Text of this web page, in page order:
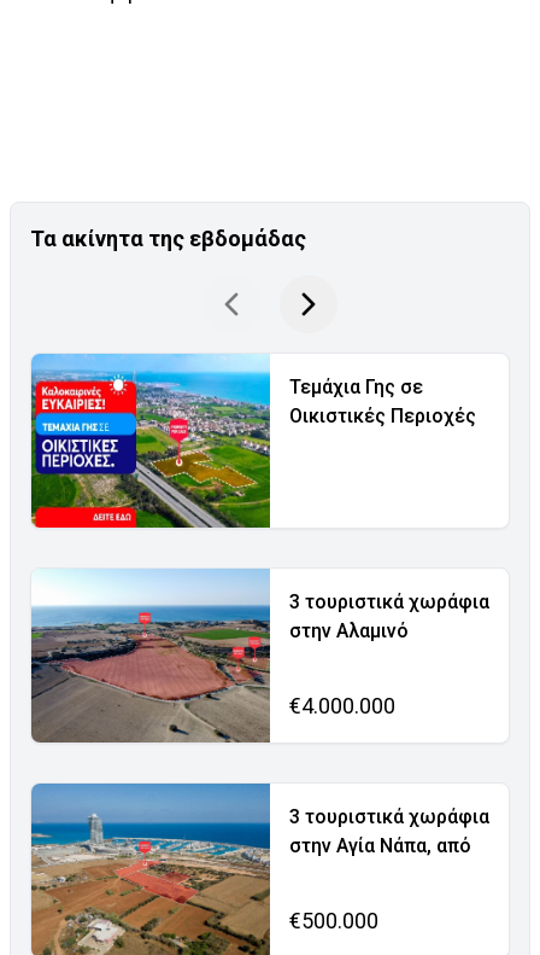
Τα ακίνητα της εβδομάδας
Τεμάχια Γης σε
Οικιστικές Περιοχές
3 τουριστικά χωράφια
στην Αλαμινό
€4.000.000
3 τουριστικά χωράφια
στην Αγία Νάπα, από
€500.000